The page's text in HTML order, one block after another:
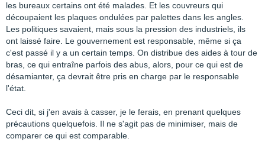
les bureaux certains ont été malades. Et les couvreurs qui
découpaient les plaques ondulées par palettes dans les angles.
Les politiques savaient, mais sous la pression des industriels, ils
ont laissé faire. Le gouvernement est responsable, même si ça
c'est passé il y a un certain temps. On distribue des aides à tour de
bras, ce qui entraîne parfois des abus, alors, pour ce qui est de
désamianter, ça devrait être pris en charge par le responsable
l'état.
Ceci dit, si j'en avais à casser, je le ferais, en prenant quelques
précautions quelquefois. Il ne s'agit pas de minimiser, mais de
comparer ce qui est comparable.